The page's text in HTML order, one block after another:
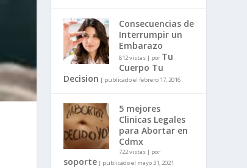
Consecuencias de
Interrumpir un
Embarazo
812 vistas| por Tu
Cuerpo Tu
Decision | publicado el febrero 17, 2016
5 mejores
Clinicas Legales
para Abortar en
Cdmx
722 vistas| por
soporte| publicado el mayo 31, 2021